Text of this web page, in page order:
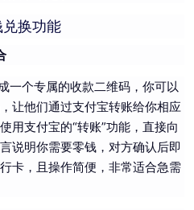
换功能
一个专属的收款二维码，你可以
让他们通过支付宝转账给你相应
用支付宝的“转账”功能，直接向
说明你需要零钱，对方确认后即
卡，且操作简便，非常适合急需